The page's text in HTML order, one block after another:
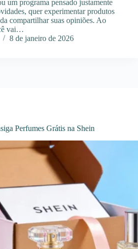
um programa pensado justamente
quer experimentar produtos
compartilhar suas opiniões. Ao
vai…
8 de janeiro de 2026
Perfumes Grátis na Shein